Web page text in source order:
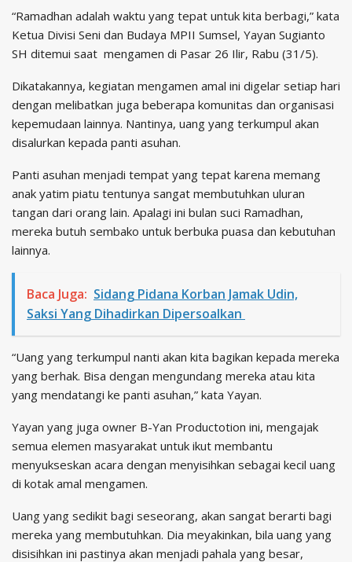
“Ramadhan adalah waktu yang tepat untuk kita berbagi,” kata
Ketua Divisi Seni dan Budaya MPII Sumsel, Yayan Sugianto
SH ditemui saat mengamen di Pasar 26 Ilir, Rabu (31/5).
Dikatakannya, kegiatan mengamen amal ini digelar setiap hari
dengan melibatkan juga beberapa komunitas dan organisasi
kepemudaan lainnya. Nantinya, uang yang terkumpul akan
disalurkan kepada panti asuhan.
Panti asuhan menjadi tempat yang tepat karena memang
anak yatim piatu tentunya sangat membutuhkan uluran
tangan dari orang lain. Apalagi ini bulan suci Ramadhan,
mereka butuh sembako untuk berbuka puasa dan kebutuhan
lainnya.
Baca Juga: Sidang Pidana Korban Jamak Udin,
Saksi Yang Dihadirkan Dipersoalkan
“Uang yang terkumpul nanti akan kita bagikan kepada mereka
yang berhak. Bisa dengan mengundang mereka atau kita
yang mendatangi ke panti asuhan,” kata Yayan.
Yayan yang juga owner B-Yan Productotion ini, mengajak
semua elemen masyarakat untuk ikut membantu
menyukseskan acara dengan menyisihkan sebagai kecil uang
di kotak amal mengamen.
Uang yang sedikit bagi seseorang, akan sangat berarti bagi
mereka yang membutuhkan. Dia meyakinkan, bila uang yang
disisihkan ini pastinya akan menjadi pahala yang besar,